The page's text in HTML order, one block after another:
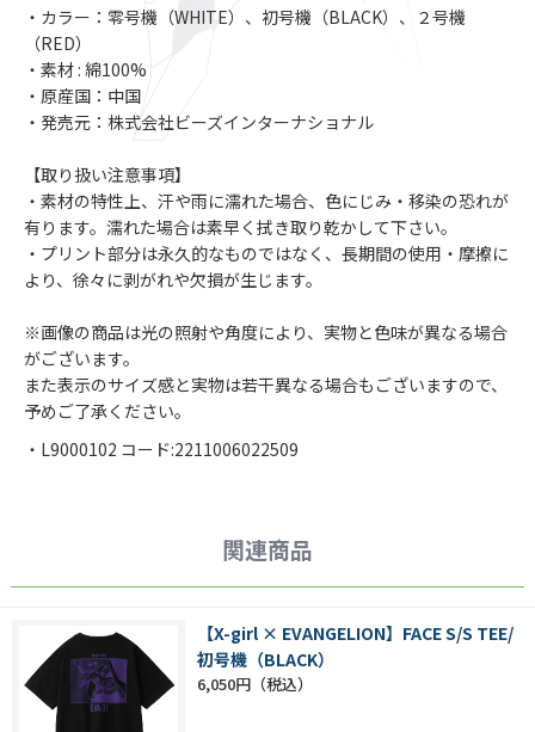
・カラー：零号機（WHITE）、初号機（BLACK）、２号機
（RED）
・素材 : 綿100%
・原産国：中国
・発売元：株式会社ビーズインターナショナル
【取り扱い注意事項】
・素材の特性上、汗や雨に濡れた場合、色にじみ・移染の恐れが
有ります。濡れた場合は素早く拭き取り乾かして下さい。
・プリント部分は永久的なものではなく、長期間の使用・摩擦に
より、徐々に剥がれや欠損が生じます。
※画像の商品は光の照射や角度により、実物と色味が異なる場合
がございます。
また表示のサイズ感と実物は若干異なる場合もございますので、
予めご了承ください。
・L9000102 コード:2211006022509
関連商品
【X-girl × EVANGELION】FACE S/S TEE/
初号機（BLACK）
6,050円